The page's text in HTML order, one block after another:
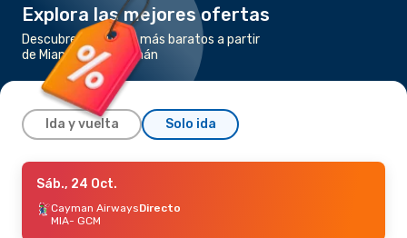
Explora las mejores ofertas
Descubre los vuelos más baratos a partir
de Miami a Islas Caimán
Ida y vuelta Solo ida
Vie., 23 Oct.- Lun., 26 Oct.
American AirlinesDirecto
MIA- GCM
Sáb., 24 Oct.
Cayman AirwaysDirecto
MIA- GCM